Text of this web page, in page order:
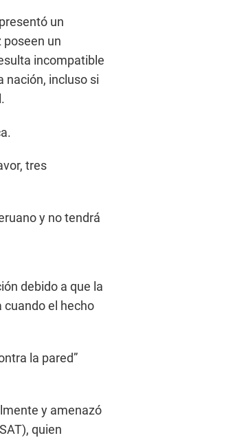
un
poseen un
incompatible
nación, incluso si
tres
y no tendrá
debido a que la
cuando el hecho
la pared”
y amenazó
quien